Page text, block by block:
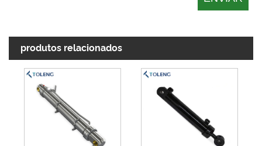
produtos relacionados